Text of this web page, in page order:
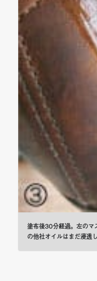
塗布後30分経過。左のマ
の他社オイルはまだ浸透